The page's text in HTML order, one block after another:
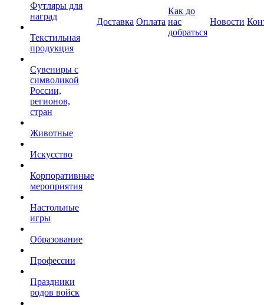
Футляры для
наград
Текстильная
продукция
Сувениры с
символикой
России,
регионов,
стран
Животные
Искусство
Корпоративные
мероприятия
Настольные
игры
Образование
Профессии
Праздники
родов войск
Доставка Оплата
Как до
нас
добраться
Новости